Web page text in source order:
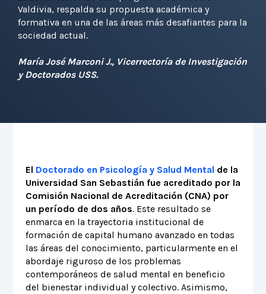
Valdivia, respalda su propuesta académica y
formativa en una de las áreas más desafiantes para la
sociedad actual.
María José Marconi J., Vicerrectoría de Investigación
y Doctorados USS.
El Doctorado en Psicología y Salud Mental de la
Universidad San Sebastián fue acreditado por la
Comisión Nacional de Acreditación (CNA) por
un período de dos años. Este resultado se
enmarca en la trayectoria institucional de
formación de capital humano avanzado en todas
las áreas del conocimiento, particularmente en el
abordaje riguroso de los problemas
contemporáneos de salud mental en beneficio
del bienestar individual y colectivo. Asimismo,